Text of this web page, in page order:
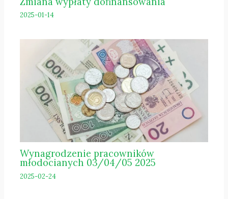
2025-01-14
Wynagrodzenie pracowników
młodocianych 03/04/05 2025
2025-02-24